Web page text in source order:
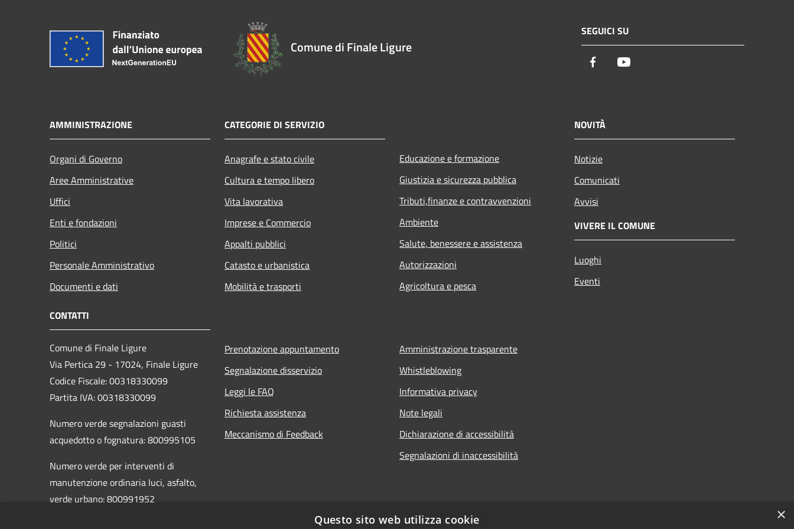
Comune di Finale Ligure
SEGUICI SU
Facebook
AMMINISTRAZIONE
Organi di Governo
Aree Amministrative
Uffici
Enti e fondazioni
Politici
Personale Amministrativo
Documenti e dati
CATEGORIE DI SERVIZIO
Anagrafe e stato civile
Cultura e tempo libero
Vita lavorativa
Imprese e Commercio
Appalti pubblici
Catasto e urbanistica
Mobilità e trasporti
Educazione e formazione
Giustizia e sicurezza pubblica
Tributi,finanze e contravvenzioni
Ambiente
Salute, benessere e assistenza
Autorizzazioni
Agricoltura e pesca
NOVITÀ
Notizie
Comunicati
Avvisi
VIVERE IL COMUNE
Luoghi
Eventi
CONTATTI
Comune di Finale Ligure
Via Pertica 29 - 17024, Finale Ligure
Codice Fiscale: 00318330099
Partita IVA: 00318330099
Numero verde segnalazioni guasti
acquedotto o fognatura: 800995105
Numero verde per interventi di
manutenzione ordinaria luci, asfalto,
verde urbano: 800991952
Prenotazione appuntamento
Segnalazione disservizio
Leggi le FAQ
Richiesta assistenza
Meccanismo di Feedback
Amministrazione trasparente
Whistleblowing
Informativa privacy
Note legali
Dichiarazione di accessibilità
Segnalazioni di inaccessibilità
×
Questo sito web utilizza cookie